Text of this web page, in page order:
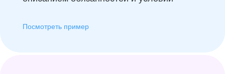
Посмотреть пример